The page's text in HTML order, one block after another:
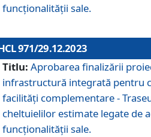
funcționalității sale.
971/29.12.2023
Titlu: Aprobarea finalizării
infrastructură integrată pentru
facilităţi complementare -
cheltuielilor estimate legate de
funcționalității sale.